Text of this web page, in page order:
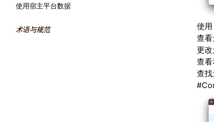
使用宿主平台数据
术语与规范 使用
查
更
查
查
#